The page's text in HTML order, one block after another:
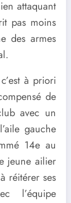
attaquant
pas moins
des armes
à priori
de
avec un
gauche
14e au
jeune ailier
réitérer ses
l’équipe